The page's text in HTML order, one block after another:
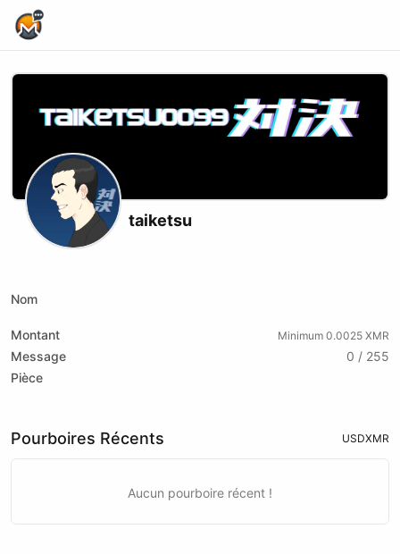
taiketsu
Nom
Montant Minimum 0.0025 XMR
Message
0 / 255
Pièce
Pourboires Récents USDXMR
Aucun pourboire récent !